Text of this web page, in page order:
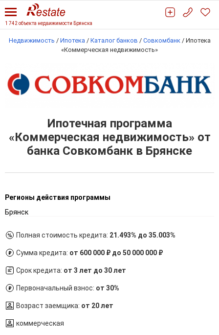
1 742 объекта недвижимости Брянска
Недвижимость / Ипотека / Каталог банков / Совкомбанк / Ипотека
«Коммерческая недвижимость»
Ипотечная программа
«Коммерческая недвижимость» от
банка Совкомбанк в Брянске
Регионы действия программы
Брянск
Полная стоимость кредита: 21.493% до 35.003%
Сумма кредита: от 600 000 ₽ до 50 000 000 ₽
Срок кредита: от 3 лет до 30 лет
Первоначальный взнос: от 30%
Возраст заемщика: от 20 лет
коммерческая